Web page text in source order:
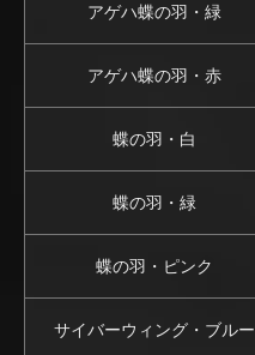
アゲハ蝶の羽・緑
アゲハ蝶の羽・赤
蝶の羽・白
蝶の羽・緑
蝶の羽・ピンク
サイバーウィング・ブルー